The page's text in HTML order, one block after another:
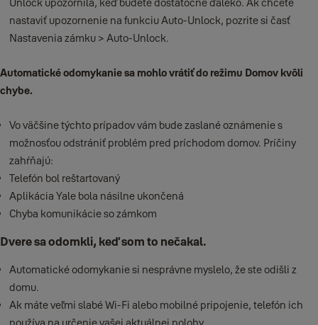
nastaviť upozornenie na funkciu Auto-Unlock, pozrite si časť
Nastavenia zámku > Auto-Unlock.
Automatické odomykanie sa mohlo vrátiť do režimu Domov kvôli
chybe.
Vo väčšine týchto prípadov vám bude zaslané oznámenie s
možnosťou odstrániť problém pred príchodom domov. Príčiny
zahŕňajú:
Telefón bol reštartovaný
Aplikácia Yale bola násilne ukončená
Chyba komunikácie so zámkom
Dvere sa odomkli, keď som to nečakal.
Automatické odomykanie si nesprávne myslelo, že ste odišli z
domu.
Ak máte veľmi slabé Wi-Fi alebo mobilné pripojenie, telefón ich